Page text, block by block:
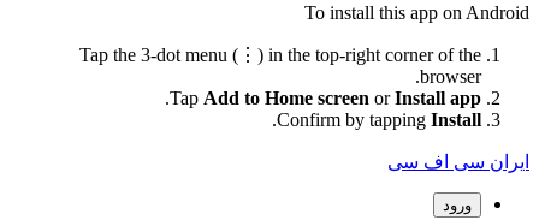
To install this app on Android
Tap the 3-dot menu (⋮) in the top-right corner of the
browser.
Tap Add to Home screen orInstall app
.
Confirm by tapping Install
.
ایران سی اف سی
ورود